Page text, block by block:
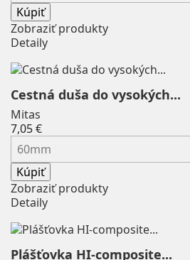
SIGMA
Silvini 0
Skinners
Swim Secure 0
Swim Secure, Madwave 0
Swimovate
SWIX 0
TACX 0
Thule
Time
Kúpiť
Zobraziť produkty
Detaily
Cestná duša do vysokých...
Mitas
7,05 €Price
Kúpiť
Zobraziť produkty
Detaily
Plášťovka HI-composite...